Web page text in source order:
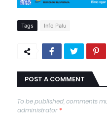
Tags Info Palu
POST A COMMENT
To be published, comments
administrator*